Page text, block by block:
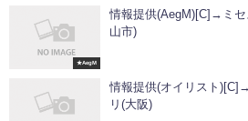
★AegM
情報提供(AegM)[C]→ミ
山市)
情報提供(オイリスト
リ(大阪)